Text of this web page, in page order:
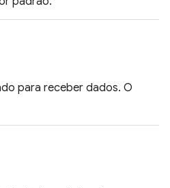
para receber dados. O